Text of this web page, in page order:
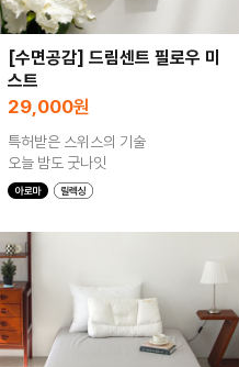
[수면공감] 드림센트 필로우 미
스트
29,000원
특허받은 스위스의 기술
오늘 밤도 굿나잇